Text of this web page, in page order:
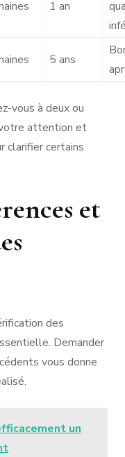
1 an
5 ans
vous à deux ou
attention et
clarifier certains
et
des
Demander
vous donne
un